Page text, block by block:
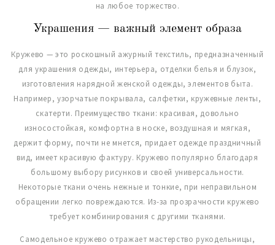
на любое торжество.
Украшения — важный элемент образа
Кружево — это роскошный ажурный текстиль, предназначенный
для украшения одежды, интерьера, отделки белья и блузок,
изготовления нарядной женской одежды, элементов быта.
Например, узорчатые покрывала, салфетки, кружевные ленты,
скатерти. Преимущество ткани: красивая, довольно
износостойкая, комфортна в носке, воздушная и мягкая,
держит форму, почти не мнется, придает одежде праздничный
вид, имеет красивую фактуру. Кружево популярно благодаря
большому выбору рисунков и своей универсальности.
Некоторые ткани очень нежные и тонкие, при неправильном
обращении легко повреждаются. Из-за прозрачности кружево
требует комбинирования с другими тканями.
Самодельное кружево отражает мастерство рукодельницы,